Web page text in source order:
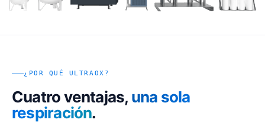
¿POR QUÉ ULTRAOX?
Cuatro ventajas, una sola
respiración.